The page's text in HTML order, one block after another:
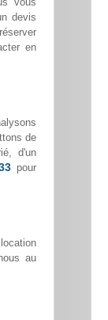
devis
en
de
d'un
pour
au